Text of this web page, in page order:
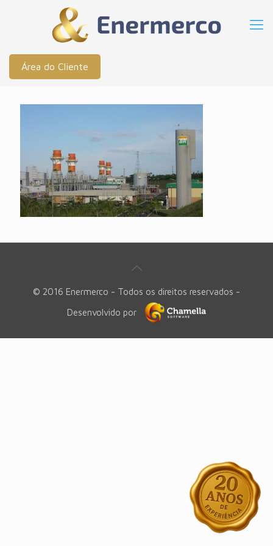
Área do Cliente
© 2016 Enermerco - Todos os direitos reservados -
Desenvolvido por